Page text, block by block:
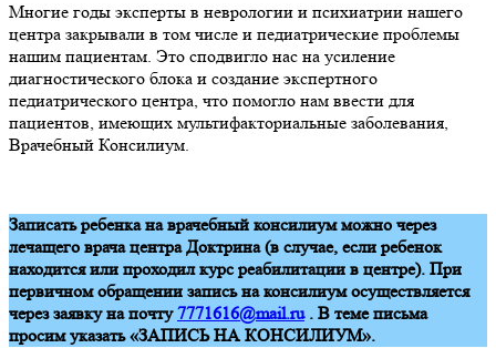
Многие годы эксперты в неврологии и психиатрии нашего
центра закрывали в том числе и педиатрические проблемы
нашим пациентам. Это сподвигло нас на усиление
диагностического блока и создание экспертного
педиатрического центра, что помогло нам ввести для
пациентов, имеющих мультифакториальные заболевания,
Врачебный Консилиум.
Записать ребенка на врачебный консилиум можно через
лечащего врача центра Доктрина (в случае, если ребенок
находится или проходил курс реабилитации в центре). При
первичном обращении запись на консилиум осуществляется
через заявку на почту7771616@mail.ru. В теме письма
просим указать «ЗАПИСЬ НА КОНСИЛИУМ».